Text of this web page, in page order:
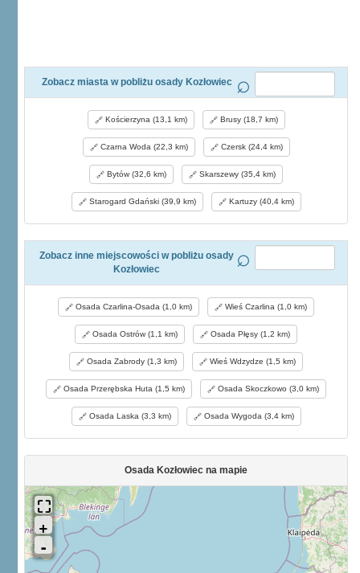
Zobacz miasta w pobliżu osady Kozłowiec
Kościerzyna (13,1 km) Brusy (18,7 km)
Czarna Woda (22,3 km) Czersk (24,4 km)
Bytów (32,6 km) Skarszewy (35,4 km)
Starogard Gdański (39,9 km) Kartuzy (40,4 km)
Zobacz inne miejscowości w pobliżu osady
Kozłowiec
Osada Czarlina-Osada (1,0 km) Wieś Czarlina (1,0 km)
Osada Ostrów (1,1 km) Osada Płęsy (1,2 km)
Osada Zabrody (1,3 km) Wieś Wdzydze (1,5 km)
Osada Przerębska Huta (1,5 km) Osada Skoczkowo (3,0 km)
Osada Laska (3,3 km) Osada Wygoda (3,4 km)
Osada Kozłowiec na mapie